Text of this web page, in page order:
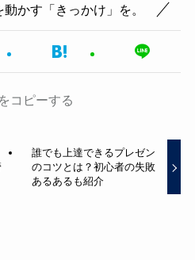
かす「きっかけ」を。
コピーする
誰でも上達できるプレゼン
のコツとは？初心者の失敗
あるあるも紹介